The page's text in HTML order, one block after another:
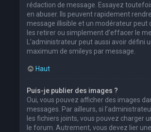
rédaction de message. Essayez
en abuser. Ils peuvent rapidement
message illisible et un modérateur peut
les retirer ou simplement d’effacer le
L’administrateur peut aussi avoir défini
maximum de smileys par message.
Haut
Puis-je publier des images ?
Oui, vous pouvez afficher des images
messages. Par ailleurs, si
les fichiers joints, vous pouvez charger
le forum. Autrement, vous devez lier